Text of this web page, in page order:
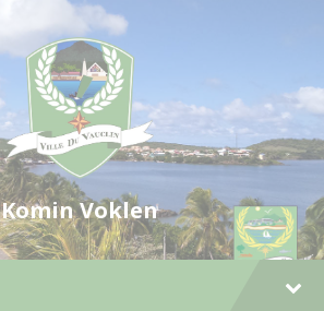
Komin Voklen